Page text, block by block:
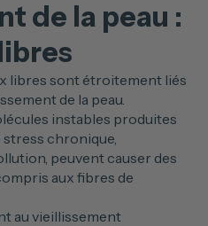
de la peau :
libres sont étroitement liés
de la peau.
instables produites
stress chronique,
peuvent causer des
aux fibres de
au vieillissement